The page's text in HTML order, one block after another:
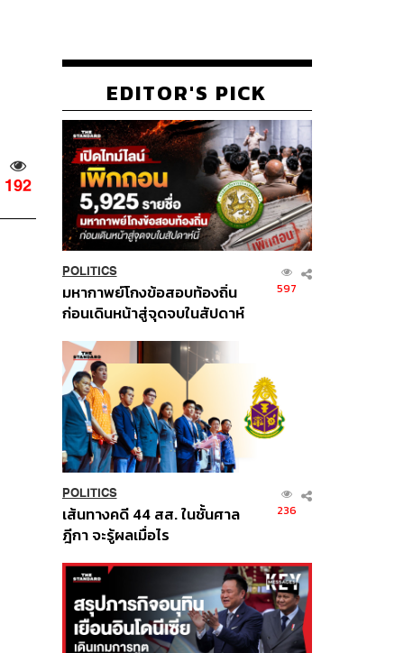
192
EDITOR'S PICK
POLITICS
มหากาพย์โกงข้อสอบท้องถิ่น
ก่อนเดินหน้าสู่จุดจบในสัปดาห์
597
POLITICS
เส้นทางคดี 44 สส. ในชั้นศาล
ฎีกา จะรู้ผลเมื่อไร
236